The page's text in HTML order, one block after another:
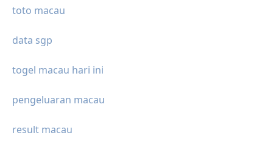
toto macau
data sgp
togel macau hari ini
pengeluaran macau
result macau